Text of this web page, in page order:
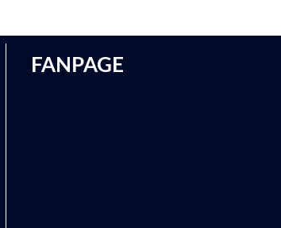
FANPAGE